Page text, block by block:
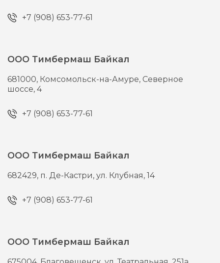
+7 (908) 653-77-61
ООО Тимбермаш Байкал
681000, Комсомольск-на-Амуре, Северное
шоссе, 4
+7 (908) 653-77-61
ООО Тимбермаш Байкал
682429, п. Де-Кастри,ул. Клубная, 14
+7 (908) 653-77-61
ООО Тимбермаш Байкал